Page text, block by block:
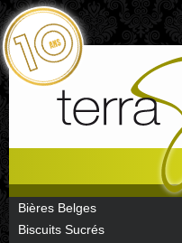
Bières Belges
Biscuits Sucrés